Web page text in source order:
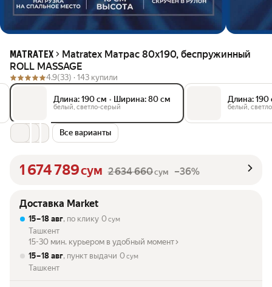
MATRATEX
Matratex Матрас 80х190, беспружинный
ROLL MASSAGE
4.9(33) · 143 купили
Длина: 190 см • Ширина: 80 см
белый, светло-серый
Длина: 190
белый,
Все варианты
1 674 789сум 2 634 660сум –36%
Доставка Market
15 – 18 авг, по клику 0 сум
Ташкент
15-30 мин. курьером в удобный момент
15 – 18 авг, пункт выдачи 0 сум
Ташкент